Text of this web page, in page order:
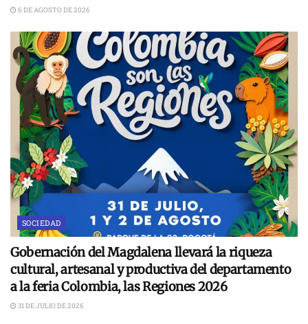
6 DE AGOSTO DE 2026
SOCIEDAD
Gobernación del Magdalena llevará la riqueza
cultural, artesanal y productiva del departamento
a la feria Colombia, las Regiones 2026
31 DE JULIO DE 2026